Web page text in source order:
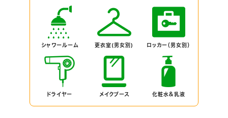
シャワールーム 更衣室(男女別) ロッカー（男女別）
ドライヤー メイクブース 化粧水＆乳液